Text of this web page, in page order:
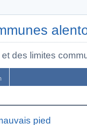
des limites
pied